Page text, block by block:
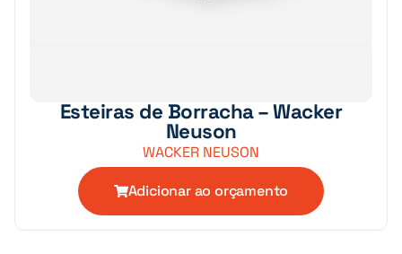
Esteiras de Borracha – Wacker
Neuson
WACKER NEUSON
Adicionar ao orçamento